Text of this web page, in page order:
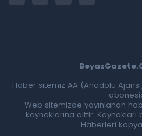
Haber sitemiz AA (Anadolu
Web sitemizde yayınlanan
kaynaklarına aittir.
Haberleri